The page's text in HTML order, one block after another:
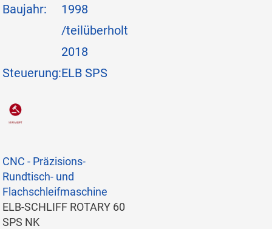
Baujahr:
1998
/teilüberholt
2018
Steuerung:ELB SPS
CNC - Präzisions-
Rundtisch- und
Flachschleifmaschine
ELB-SCHLIFF ROTARY 60
SPS NK